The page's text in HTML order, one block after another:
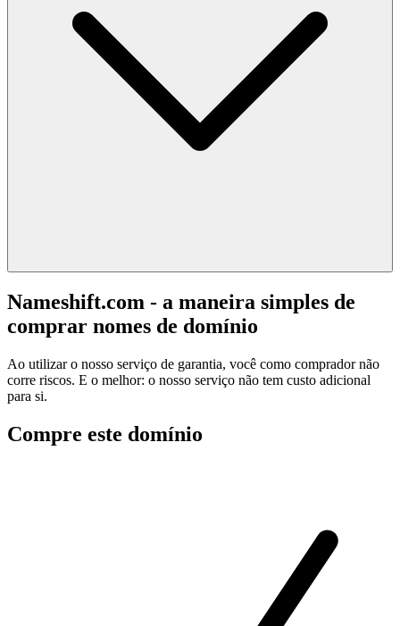
Nameshift.com - a maneira simples de
comprar nomes de domínio
Ao utilizar o nosso serviço de garantia, você como comprador não
corre riscos. E o melhor: o nosso serviço não tem custo adicional
para si.
Compre este domínio